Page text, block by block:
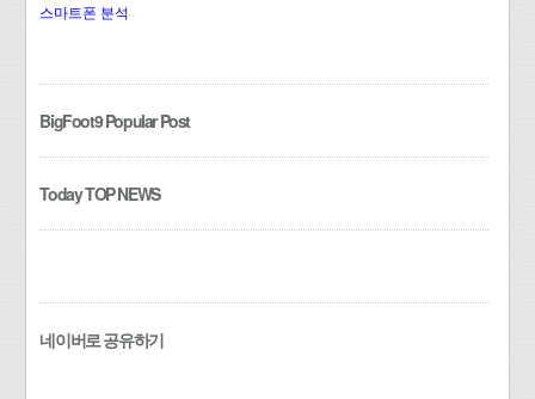
스마트폰 분석
BigFoot9 Popular Post
Today TOP NEWS
네이버로 공유하기